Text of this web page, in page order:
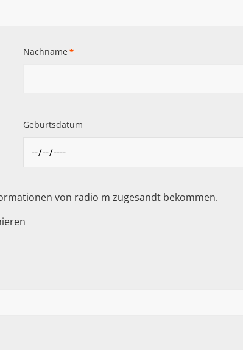
Nachname *
Geburtsdatum
von radio m zugesandt bekommen.